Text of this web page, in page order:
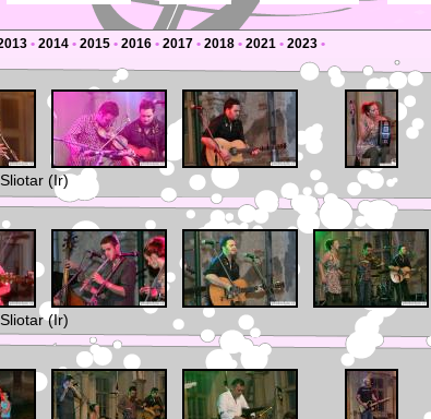
• 2014 • 2015 • 2016 • 2017 • 2018 • 2021 • 2023 •
(Ir)
(Ir)